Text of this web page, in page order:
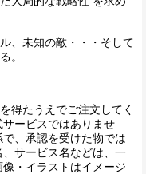
、未知の敵・・・そして
。
得たうえでご注文してく
ービスではありませ
、承認を受けた物では
サービス名などは、一
・イラストはイメージ